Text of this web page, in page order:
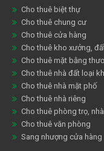
Cho thuê biệt thự
Cho thuê chung cư
Cho thuê cửa hàng
Cho thuê kho xưởng,
Cho thuê mặt bằng
Cho thuê nhà đất loại
Cho thuê nhà mặt phố
Cho thuê nhà riêng
Cho thuê phòng trọ,
Cho thuê văn phòng
Sang nhượng cửa hàng